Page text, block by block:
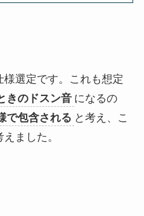
選定です。これも想定
きのドスン音 になるの
で包含される と考え、こ
ました。